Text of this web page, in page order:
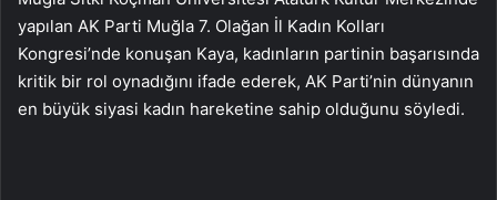
yapılan AK Parti Muğla 7. Olağan İl Kadın Kolları
Kongresi’nde konuşan Kaya, kadınların partinin başarısında
kritik bir rol oynadığını ifade ederek, AK Parti’nin dünyanın
en büyük siyasi kadın hareketine sahip olduğunu söyledi.